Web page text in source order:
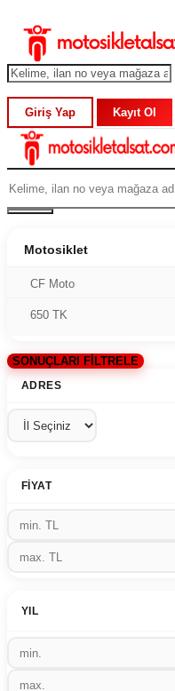
Giriş Yap Kayıt Ol
Motosiklet
CF Moto
650 TK
SONUÇLARI FİLTRELE
ADRES
FIYAT
YIL